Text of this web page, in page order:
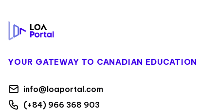
YOUR GATEWAY TO CANADIAN EDUCATION
info@loaportal.com
(+84) 966 368 903